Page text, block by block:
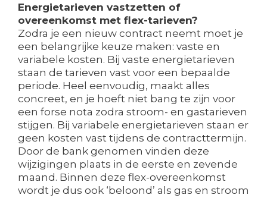
Energietarieven vastzetten of
overeenkomst met flex-tarieven?
Zodra je een nieuw contract neemt moet je
een belangrijke keuze maken: vaste en
variabele kosten. Bij vaste energietarieven
staan de tarieven vast voor een bepaalde
periode. Heel eenvoudig, maakt alles
concreet, en je hoeft niet bang te zijn voor
een forse nota zodra stroom- en gastarieven
stijgen. Bij variabele energietarieven staan er
geen kosten vast tijdens de contracttermijn.
Door de bank genomen vinden deze
wijzigingen plaats in de eerste en zevende
maand. Binnen deze flex-overeenkomst
wordt je dus ook ‘beloond’ als gas en stroom